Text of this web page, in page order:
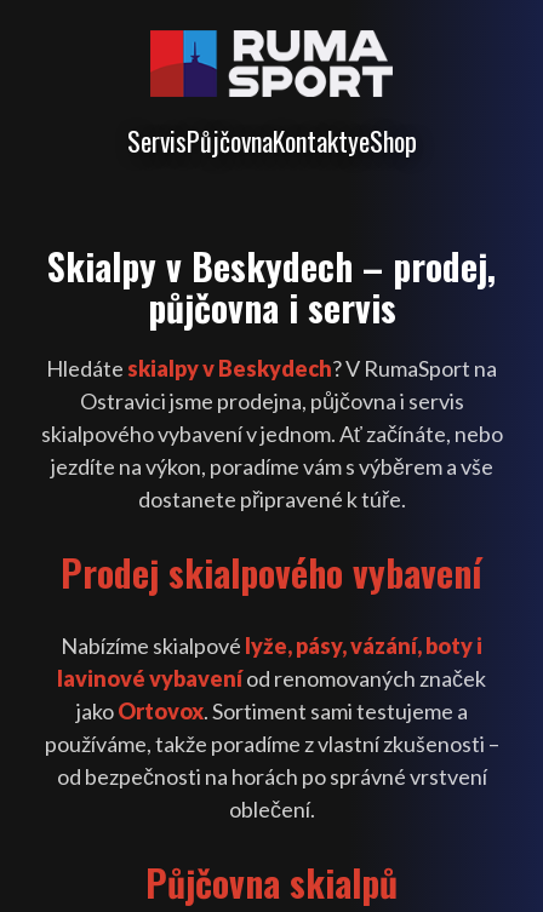
ServisPůjčovnaKontaktyeShop
Skialpy v Beskydech – prodej,
půjčovna i servis
Hledáte skialpy v Beskydech? V RumaSport na
Ostravici jsme prodejna, půjčovna i servis
skialpového vybavení v jednom. Ať začínáte, nebo
jezdíte na výkon, poradíme vám s výběrem a vše
dostanete připravené k túře.
Prodej skialpového vybavení
Nabízíme skialpové lyže, pásy, vázání, boty i
lavinové vybaveníod renomovaných značek
jakoOrtovox. Sortiment sami testujeme a
používáme, takže poradíme z vlastní zkušenosti –
od bezpečnosti na horách po správné vrstvení
oblečení.
Půjčovna skialpů